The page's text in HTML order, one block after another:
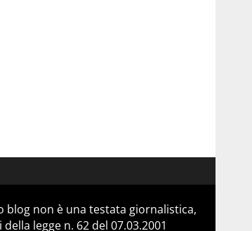
blog non è una testata giornalistica,
legge n. 62 del 07.03.2001